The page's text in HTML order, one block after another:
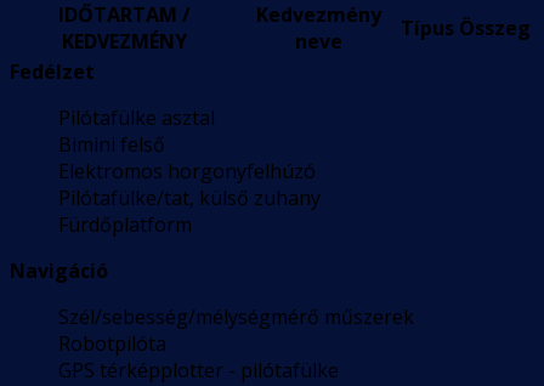
IDŐTARTAM /
KEDVEZMÉNY
Kedvezmény
neve
Típus Összeg
Fedélzet
Pilótafülke asztal
Bimini felső
Elektromos horgonyfelhúzó
Pilótafülke/tat, külső zuhany
Fürdőplatform
Navigáció
Szél/sebesség/mélységmérő műszerek
Robotpilóta
GPS térképplotter - pilótafülke